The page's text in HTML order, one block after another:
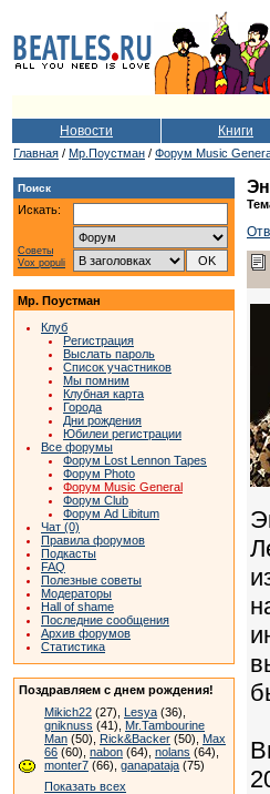
Новости Книги
Главная / Мр.Поустман / Форум Music
Поиск
Искать:
Советы
Vox populi
Мр. Поустман
Клуб
Регистрация
Выслать пароль
Список участников
Мы помним
Клубная карта
Города
Дни рождения
Юбилеи регистрации
Все форумы
Форум Lost Lennon Tapes
Форум Photo
Форум Music General
Форум Club
Форум Ad Libitum
Чат (0)
Правила форумов
Подкасты
FAQ
Полезные советы
Модераторы
Hall of shame
Последние сообщения
Архив форумов
Статистика
Поздравляем с днем рождения!
Mikich22 (27), Lesya (36),
gniknuss (41), Mr.Tambourine
Man (50), Rick&Backer (50), Max
66 (60), nabon (64), nolans (64),
monter7 (66), ganapataja (75)
Показать всех